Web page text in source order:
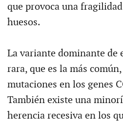
que provoca una
huesos.
La variante dominante de
rara, que es la más
mutaciones en los genes
También existe una
herencia recesiva en los